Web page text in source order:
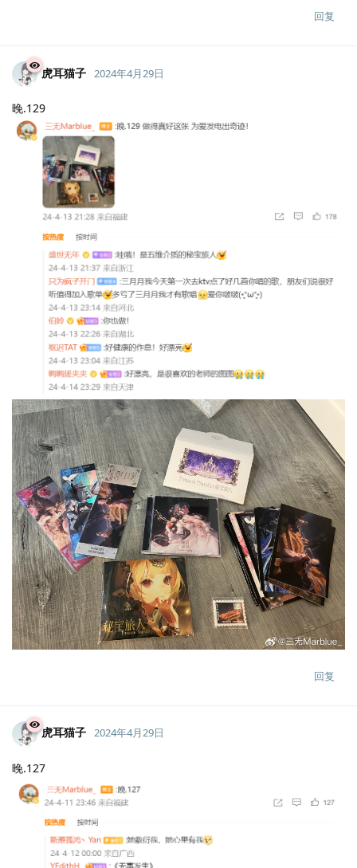
回复
虎耳猫子 2024年4月29日
晚.129
回复
虎耳猫子 2024年4月29日
晚.127